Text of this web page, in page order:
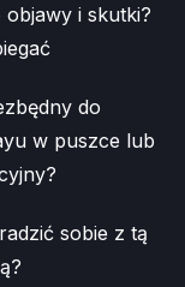
objawy i skutki?
do
w puszce lub
sobie z tą